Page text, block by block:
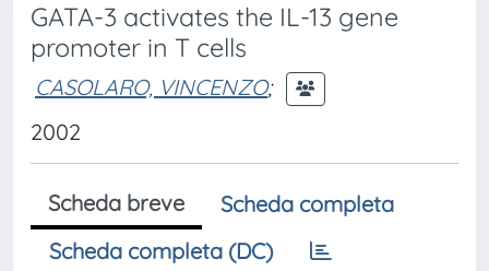
GATA-3 activates the IL-13 gene
promoter in T cells
CASOLARO, VINCENZO;
2002
Scheda breve
Scheda completa
Scheda completa (DC)